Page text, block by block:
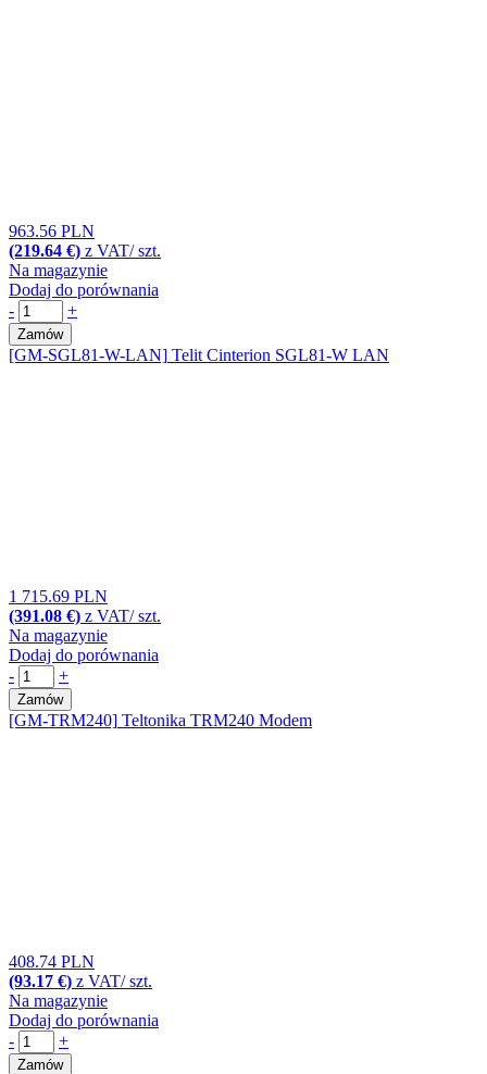
963.56 PLN
(219.64 €) z VAT/ szt.
Na magazynie
Dodaj do porównania
-
+
Zamów
[GM-SGL81-W-LAN] Telit Cinterion SGL81-W LAN
1 715.69 PLN
(391.08 €) z VAT/ szt.
Na magazynie
Dodaj do porównania
-
+
Zamów
[GM-TRM240] Teltonika TRM240 Modem
408.74 PLN
(93.17 €) z VAT/ szt.
Na magazynie
Dodaj do porównania
-
+
Zamów